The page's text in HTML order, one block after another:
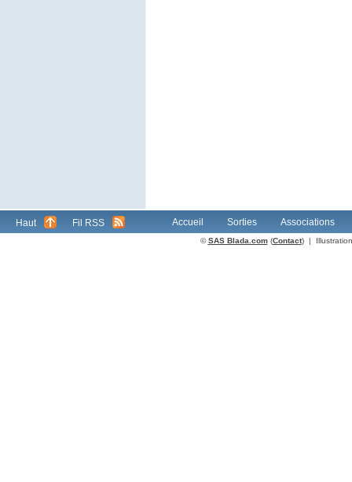
Haut Fil RSS Accueil Sorties Associations
©SAS Blada.com(Contact) |